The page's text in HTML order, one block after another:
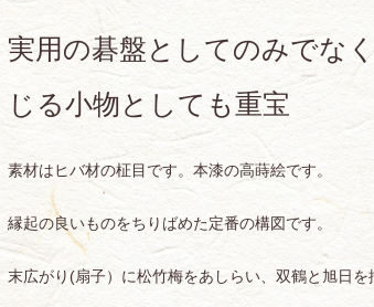
実用の碁盤としてのみでな
じる小物としても重宝
素材はヒバ材の柾目です。本漆の高蒔絵です。
縁起の良いものをちりばめた定番の構図です。
末広がり(扇子）に松竹梅をあしらい、双鶴と旭日を